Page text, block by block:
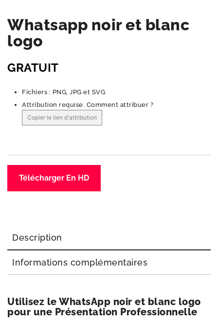
Whatsapp noir et blanc
logo
GRATUIT
Fichiers : PNG, JPG et SVG
Attribution requise. Comment attribuer ?
Copier le lien d'attribution
Télécharger En HD
Description
Informations complémentaires
Utilisez le WhatsApp noir et blanc logo
pour une Présentation Professionnelle